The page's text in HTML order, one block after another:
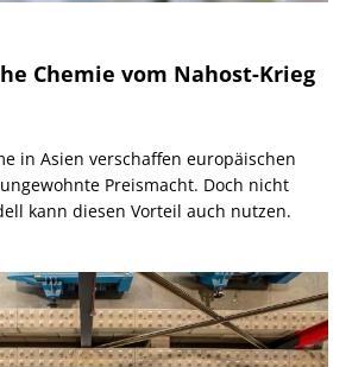
Chemie vom Nahost-Krieg
in Asien verschaffen europäischen
Preismacht. Doch nicht
kann diesen Vorteil auch nutzen.